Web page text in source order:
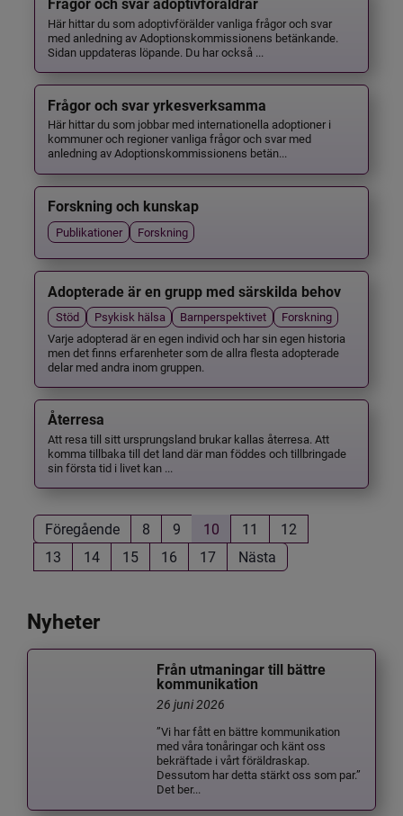
Frågor och svar adoptivföräldrar
Här hittar du som adoptivförälder vanliga frågor och svar
med anledning av Adoptionskommissionens betänkande.
Sidan uppdateras löpande. Du har också ...
Frågor och svar yrkesverksamma
Här hittar du som jobbar med internationella adoptioner i
kommuner och regioner vanliga frågor och svar med
anledning av Adoptionskommissionens betän...
Forskning och kunskap
Publikationer Forskning
Adopterade är en grupp med särskilda behov
Stöd Psykisk hälsa Barnperspektivet
Forskning
Varje adopterad är en egen individ och har sin egen historia
men det finns erfarenheter som de allra flesta adopterade
delar med andra inom gruppen.
Återresa
Att resa till sitt ursprungsland brukar kallas återresa. Att
komma tillbaka till det land där man föddes och tillbringade
sin första tid i livet kan ...
Föregående 8 9 10 11
12
13
14 15 16 17 Nästa
Nyheter
Från utmaningar till bättre
kommunikation
26 juni 2026
”Vi har fått en bättre kommunikation
med våra tonåringar och känt oss
bekräftade i vårt föräldraskap.
Dessutom har detta stärkt oss som par.”
Det ber...